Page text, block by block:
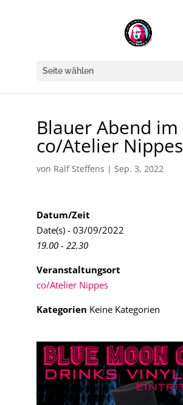
Seite wählen
Blauer Abend im
co/Atelier Nippes
von Ralf Steffens | Sep. 3, 2022
Datum/Zeit
Date(s) - 03/09/2022
19.00 - 22.30
Veranstaltungsort
co/Atelier Nippes
Kategorien Keine Kategorien